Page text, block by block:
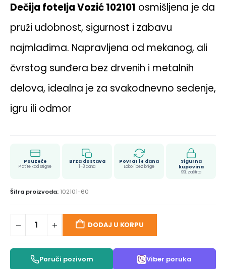
Dečija fotelja Vozić 102101 osmišljena je da
pruži udobnost, sigurnost i zabavu
najmlađima. Napravljena od mekanog, ali
čvrstog sunđera bez drvenih i metalnih
delova, idealna je za svakodnevno sedenje,
igru ili odmor
Pouzeće
Platite kad stigne
Brza dostava
1–3 dana
Povrat 14 dana
Lako i bez brige
Sigurna
kupovina
SSL zaštita
Šifra proizvoda: 102101-60
DODAJ U KORPU
Poruči pozivom Viber poruka